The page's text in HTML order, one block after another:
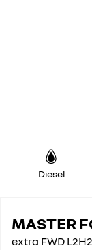
Diesel
MASTER
extra FWD